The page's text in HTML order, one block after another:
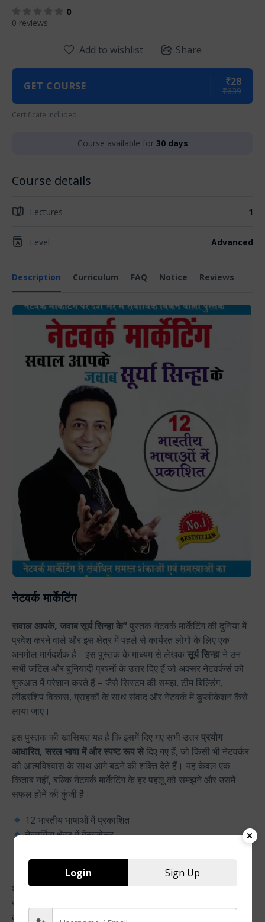
0
0 reviews
Description Curriculum FAQ Notice Reviews
नेटवर्क मार्केटिंग
सवाल आपके, जवाब सूर्य सिन्हा के”पुस्तक नेटवर्क मार्केटिंग की दुनिया में
प्रवेश करने वाले और इस क्षेत्र में पहले से कार्यरत लोगों के लिए एक
अनमोल मार्गदर्शक है। इस पुस्तक के माध्यम से लेखकसूर्य सिन्हाने उन
सभी जटिल और बुनियादी प्रश्नों के उत्तर दिए हैं जो अक्सर नेटवर्कर्स को
शुरुआत में परेशान करते हैं – जैसे सिस्टम की समझ, टीम बिल्डिंग,
लीडरशिप विकास, ग्राहकों के साथ संवाद और नेटवर्क में डुप्लीकेशन कैसे
लाया जाए।
इस पुस्तक की खासियत यह है कि इसमें दिए गए सभी उत्तरप्रयोग
आधारित, सरल भाषा में और स्पष्ट रूप सेदिए गए हैं, जो किसी भी नेटवर्कर
को आत्मविश्वास के साथ आगे बढ़ने की शक्ति देते हैं। यह केवल एक
किताब नहीं, बल्कि नेटवर्क मार्केटिंग के हर पहलू को समझने और उसमें
सफल होने की कुंजी है।
12 भारतीय भाषाओं में प्रकाशित
नेटवर्किंग क्षेत्र में बेस्टसेलर
हर स्तर के नेटवर्कर के लिए उपयोगी
यदि आप नेटवर्क मार्केटिंग में सही दिशा की तलाश में हैं, अपने डाउट्स का
समाधान चाहते हैं, और सफलता की सीढ़ियों को तेजी से चढ़ना चाहते हैं —
तो यह किताब आपके लिए बनी है।
Add to wishlist Share
GET COURSE ₹28
₹639
Certificate included
Course available for 30 days
Course details
Lectures 1
Level Advanced
Login Sign Up